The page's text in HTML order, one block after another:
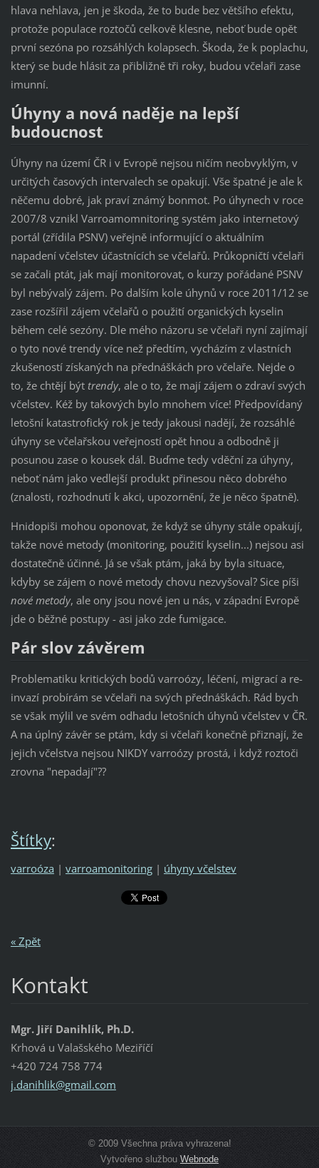
hlava nehlava, jen je škoda, že to bude bez většího efektu,
protože populace roztočů celkově klesne, neboť bude opět
první sezóna po rozsáhlých kolapsech. Škoda, že k poplachu,
který se bude hlásit za přibližně tři roky, budou včelaři zase
imunní.
Úhyny a nová naděje na lepší
budoucnost
Úhyny na území ČR i v Evropě nejsou ničím neobvyklým, v
určitých časových intervalech se opakují. Vše špatné je ale k
něčemu dobré, jak praví známý bonmot. Po úhynech v roce
2007/8 vznikl Varroamomnitoring systém jako internetový
portál (zřídila PSNV) veřejně informující o aktuálním
napadení včelstev účastnících se včelařů. Průkopničtí včelaři
se začali ptát, jak mají monitorovat, o kurzy pořádané PSNV
byl nebývalý zájem. Po dalším kole úhynů v roce 2011/12 se
zase rozšířil zájem včelařů o použití organických kyselin
během celé sezóny. Dle mého názoru se včelaři nyní zajímají
o tyto nové trendy více než předtím, vycházím z vlastních
zkušeností získaných na přednáškách pro včelaře. Nejde o
to, že chtějí být trendy, ale o to, že mají zájem o zdraví svých
včelstev. Kéž by takových bylo mnohem více! Předpovídaný
letošní katastrofický rok je tedy jakousi nadějí, že rozsáhlé
úhyny se včelařskou veřejností opět hnou a odbodně ji
posunou zase o kousek dál. Buďme tedy vděční za úhyny,
neboť nám jako vedlejší produkt přinesou něco dobrého
(znalosti, rozhodnutí k akci, upozornění, že je něco špatně).
Hnidopiši mohou oponovat, že když se úhyny stále opakují,
takže nové metody (monitoring, použití kyselin...) nejsou asi
dostatečně účinné. Já se však ptám, jaká by byla situace,
kdyby se zájem o nové metody chovu nezvyšoval? Sice píši
nové metody, ale ony jsou nové jen u nás, v západní Evropě
jde o běžné postupy - asi jako zde fumigace.
Pár slov závěrem
Problematiku kritických bodů varroózy, léčení, migrací a re-
invazí probírám se včelaři na svých přednáškách. Rád bych
se však mýlil ve svém odhadu letošních úhynů včelstev v ČR.
A na úplný závěr se ptám, kdy si včelaři konečně přiznají, že
jejich včelstva nejsou NIKDY varroózy prostá, i když roztoči
zrovna "nepadají"??
Štítky:
varroóza | varroamonitoring | úhyny včelstev
« Zpět
Kontakt
Mgr. Jiří Danihlík, Ph.D.
Krhová u Valašského Meziříčí
+420 724 758 774
j.danihlik@gmail.com
© 2009 Všechna práva vyhrazena!
Vytvořeno službou Webnode